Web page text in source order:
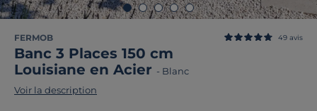
FERMOB
Banc 3 Places 150 cm
Louisiane en Acier - Blanc
49 avis
Voir la description